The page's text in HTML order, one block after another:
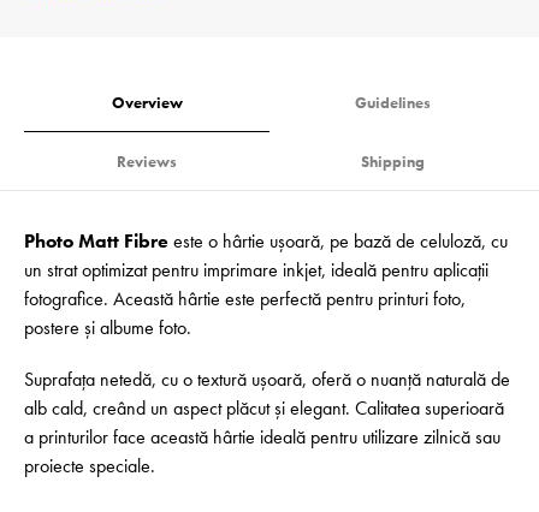
Overview Guidelines
Reviews Shipping
Photo Matt Fibreeste o hârtie ușoară, pe bază de celuloză, cu
un strat optimizat pentru imprimare inkjet, ideală pentru aplicații
fotografice. Această hârtie este perfectă pentru printuri foto,
postere și albume foto.
Suprafața netedă, cu o textură ușoară, oferă o nuanță naturală de
alb cald, creând un aspect plăcut și elegant. Calitatea superioară
a printurilor face această hârtie ideală pentru utilizare zilnică sau
proiecte speciale.